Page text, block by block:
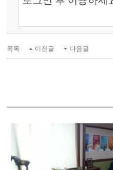
목록 이전글 다음글